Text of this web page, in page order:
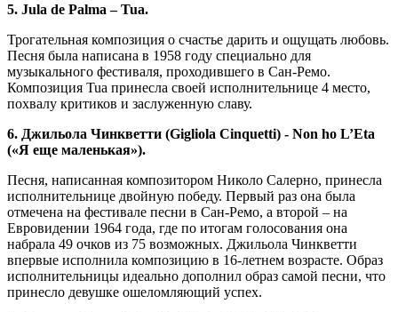
5. Jula de Palma – Tua.
Трогательная композиция о счастье дарить и ощущать любовь.
Песня была написана в 1958 году специально для
музыкального фестиваля, проходившего в Сан-Ремо.
Композиция Tua принесла своей исполнительнице 4 место,
похвалу критиков и заслуженную славу.
6. Джильола Чинкветти (Gigliola Cinquetti) - Non ho L’Eta
(«Я еще маленькая»).
Песня, написанная композитором Николо Салерно, принесла
исполнительнице двойную победу. Первый раз она была
отмечена на фестивале песни в Сан-Ремо, а второй – на
Евровидении 1964 года, где по итогам голосования она
набрала 49 очков из 75 возможных. Джильола Чинкветти
впервые исполнила композицию в 16-летнем возрасте. Образ
исполнительницы идеально дополнил образ самой песни, что
принесло девушке ошеломляющий успех.